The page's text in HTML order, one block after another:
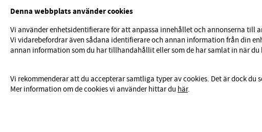
Support & Dokument
Integritetspolicy & Cookies
VARNING! Autel,
verktyg | Gråimport
Denna webbplats använder cookies
Vi använder enhetsidentifierare för att anpassa innehållet och annonserna
Vi vidarebefordrar även sådana identifierare och annan information från din
annan information som du har tillhandahållit eller som de har samlat in när du
Vi rekommenderar att du accepterar samtliga typer av cookies. Det är dock
Mer information om de cookies vi använder hittar du här.